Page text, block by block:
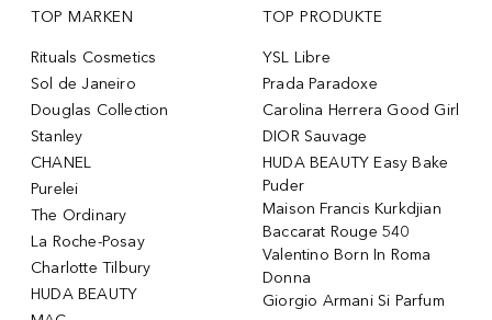
TOP MARKEN
Rituals Cosmetics
Sol de Janeiro
Douglas Collection
Stanley
CHANEL
Purelei
The Ordinary
La Roche-Posay
Charlotte Tilbury
HUDA BEAUTY
TOP PRODUKTE
YSL Libre
Prada Paradoxe
Carolina Herrera Good Girl
DIOR Sauvage
HUDA BEAUTY Easy Bake
Puder
Maison Francis Kurkdjian
Baccarat Rouge 540
Valentino Born In Roma
Donna
Giorgio Armani Si Parfum